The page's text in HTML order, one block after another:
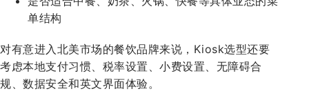
单结构
对有意进入北美市场的餐饮品牌来说，Kiosk选型还要
考虑本地支付习惯、税率设置、小费设置、无障碍合
规、数据安全和英文界面体验。